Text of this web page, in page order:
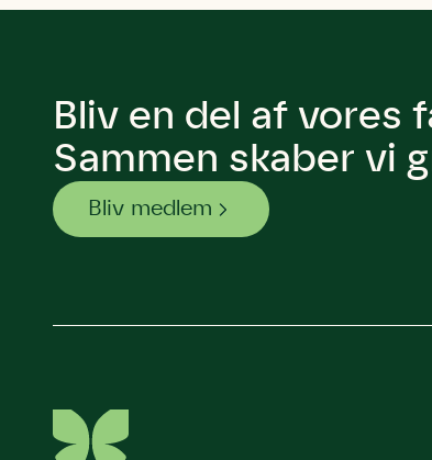
Bliv en del af vores
Sammen skaber vi
Bliv medlem